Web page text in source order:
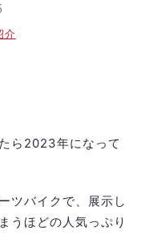
介
ら2023年になって
ツバイクで、展示し
うほどの人気っぷり